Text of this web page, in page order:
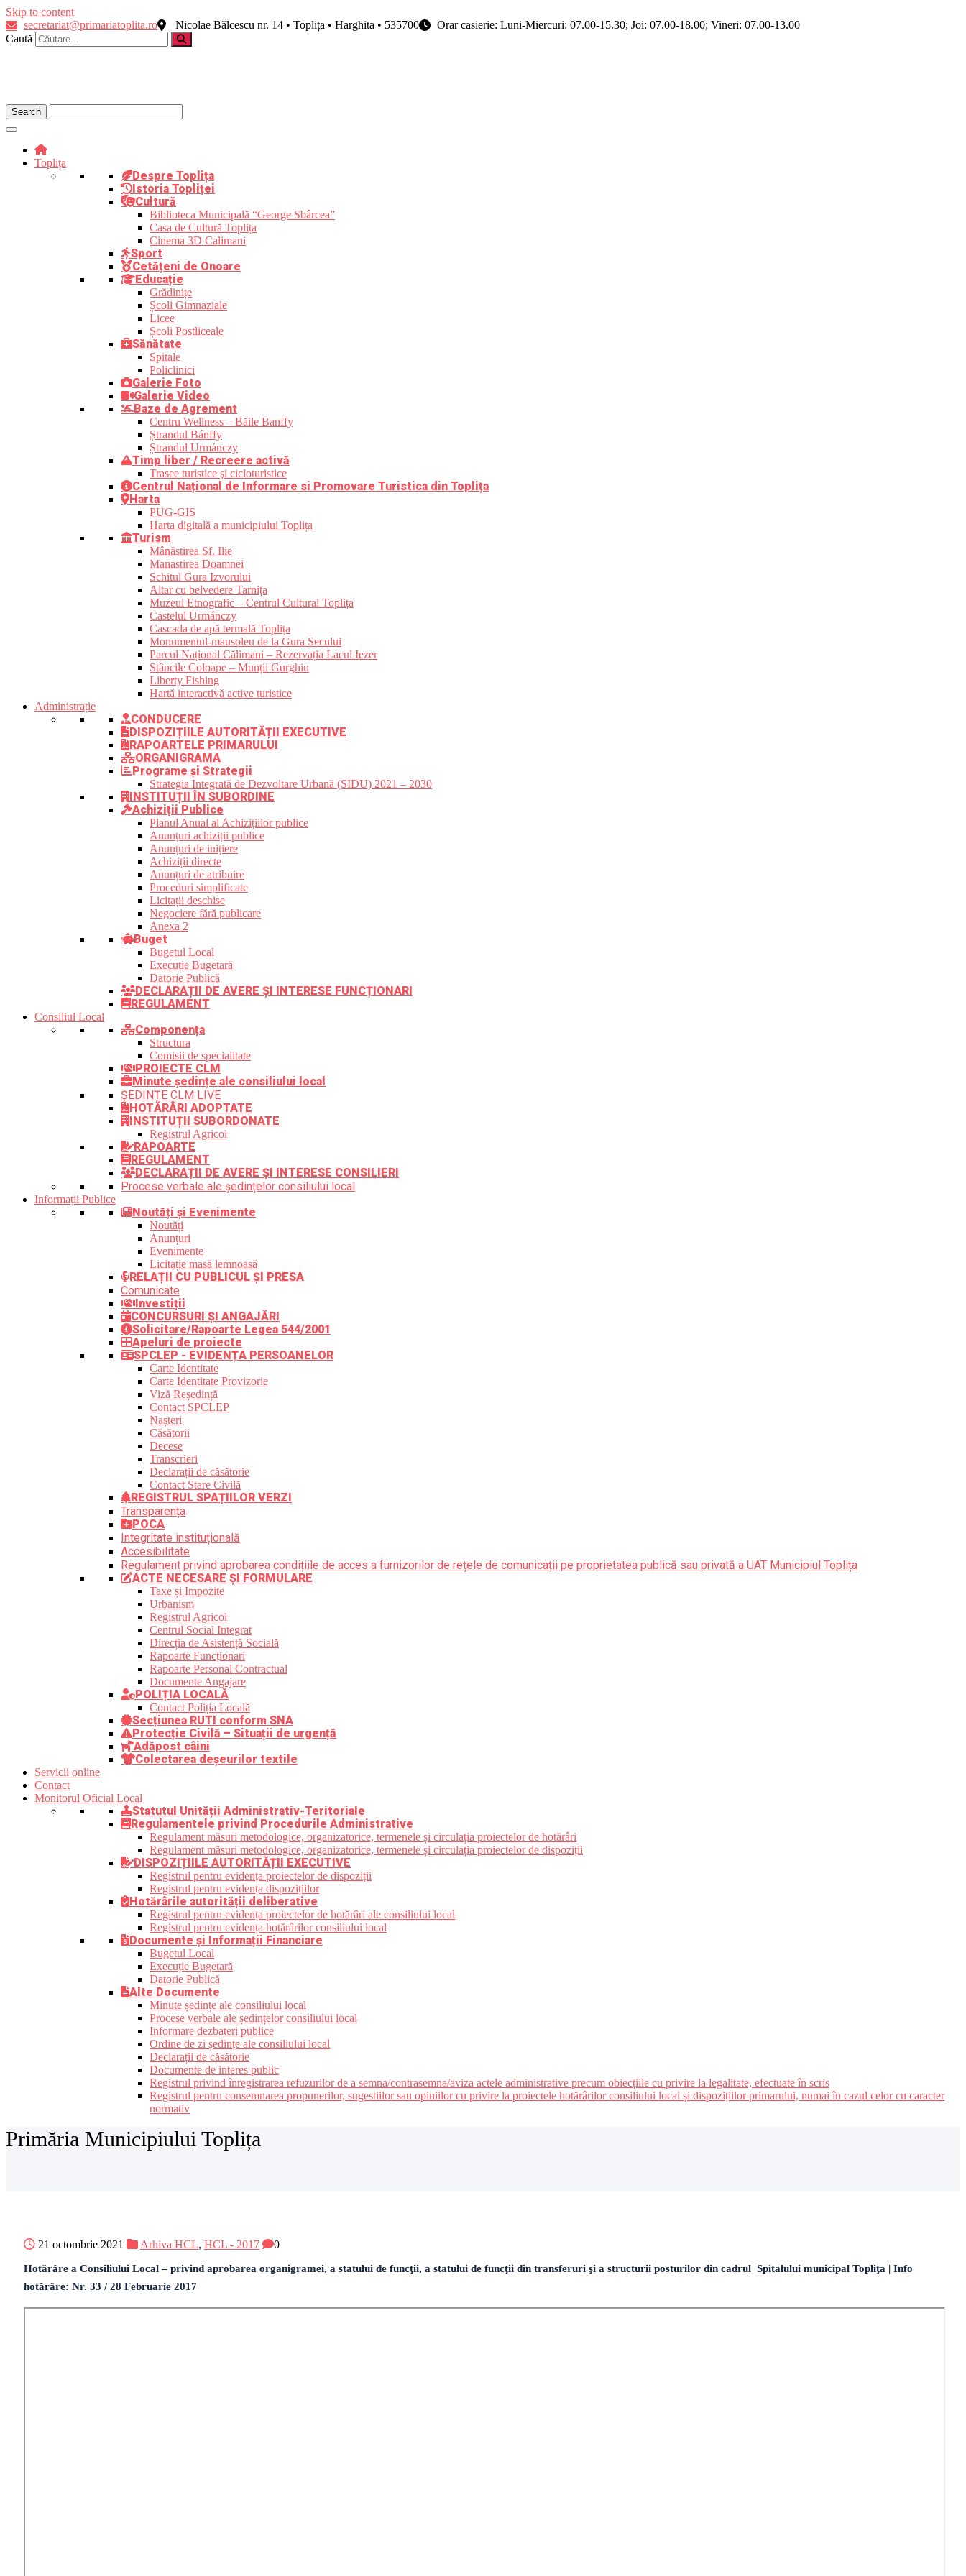
Skip to content
secretariat@primariatoplita.ro
Nicolae Bălcescu nr. 14 • Toplița • Harghita • 535700
Orar casierie: Luni-Miercuri: 07.00-15.30; Joi: 07.00-18.00; Vineri: 07.00-13.00
Caută
Toplița
Despre Toplița
Istoria Topliței
Cultură
Biblioteca Municipală “George Sbârcea”
Casa de Cultură Toplița
Cinema 3D Calimani
Sport
Cetățeni de Onoare
Educație
Grădinițe
Școli Gimnaziale
Licee
Școli Postliceale
Sănătate
Spitale
Policlinici
Galerie Foto
Galerie Video
Baze de Agrement
Centru Wellness – Băile Banffy
Ștrandul Bánffy
Ștrandul Urmánczy
Timp liber / Recreere activă
Trasee turistice şi cicloturistice
Centrul Național de Informare si Promovare Turistica din Toplița
Harta
PUG-GIS
Harta digitală a municipiului Toplița
Turism
Mânăstirea Sf. Ilie
Manastirea Doamnei
Schitul Gura Izvorului
Altar cu belvedere Tarnița
Muzeul Etnografic – Centrul Cultural Toplița
Castelul Urmánczy
Cascada de apă termală Toplița
Monumentul-mausoleu de la Gura Secului
Parcul Național Călimani – Rezervația Lacul Iezer
Stâncile Coloape – Munții Gurghiu
Liberty Fishing
Hartă interactivă active turistice
Administrație
CONDUCERE
DISPOZIȚIILE AUTORITĂȚII EXECUTIVE
RAPOARTELE PRIMARULUI
ORGANIGRAMA
Programe și Strategii
Strategia Integrată de Dezvoltare Urbană (SIDU) 2021 – 2030
INSTITUȚII ÎN SUBORDINE
Achiziții Publice
Planul Anual al Achizițiilor publice
Anunțuri achiziții publice
Anunțuri de inițiere
Achiziții directe
Anunțuri de atribuire
Proceduri simplificate
Licitații deschise
Negociere fără publicare
Anexa 2
Buget
Bugetul Local
Execuție Bugetară
Datorie Publică
DECLARAȚII DE AVERE ȘI INTERESE FUNCȚIONARI
REGULAMENT
Consiliul Local
Componența
Structura
Comisii de specialitate
PROIECTE CLM
Minute ședințe ale consiliului local
ȘEDINȚE CLM LIVE
HOTĂRÂRI ADOPTATE
INSTITUȚII SUBORDONATE
Registrul Agricol
RAPOARTE
REGULAMENT
DECLARAȚII DE AVERE ȘI INTERESE CONSILIERI
Procese verbale ale ședințelor consiliului local
Informații Publice
Noutăți și Evenimente
Noutăți
Anunțuri
Evenimente
Licitație masă lemnoasă
RELAȚII CU PUBLICUL ȘI PRESA
Comunicate
Investiții
CONCURSURI ȘI ANGAJĂRI
Solicitare/Rapoarte Legea 544/2001
Apeluri de proiecte
SPCLEP - EVIDENȚA PERSOANELOR
Carte Identitate
Carte Identitate Provizorie
Viză Reședință
Contact SPCLEP
Nașteri
Căsătorii
Decese
Transcrieri
Declarații de căsătorie
Contact Stare Civilă
REGISTRUL SPAȚIILOR VERZI
Transparența
POCA
Integritate instituțională
Accesibilitate
Regulament privind aprobarea condițiile de acces a furnizorilor de rețele de comunicații pe proprietatea publică sau privată a UAT Municipiul Toplița
ACTE NECESARE ȘI FORMULARE
Taxe și Impozite
Urbanism
Registrul Agricol
Centrul Social Integrat
Direcția de Asistență Socială
Rapoarte Funcționari
Rapoarte Personal Contractual
Documente Angajare
POLIȚIA LOCALĂ
Contact Poliția Locală
Secțiunea RUTI conform SNA
Protecție Civilă – Situații de urgență
Adăpost câini
Colectarea deșeurilor textile
Servicii online
Contact
Monitorul Oficial Local
Statutul Unității Administrativ-Teritoriale
Regulamentele privind Procedurile Administrative
Regulament măsuri metodologice, organizatorice, termenele și circulația proiectelor de hotărâri
Regulament măsuri metodologice, organizatorice, termenele și circulația proiectelor de dispoziții
DISPOZIȚIILE AUTORITĂȚII EXECUTIVE
Registrul pentru evidența proiectelor de dispoziții
Registrul pentru evidența dispozițiilor
Hotărârile autorității deliberative
Registrul pentru evidența proiectelor de hotărâri ale consiliului local
Registrul pentru evidența hotărârilor consiliului local
Documente și Informații Financiare
Bugetul Local
Execuție Bugetară
Datorie Publică
Alte Documente
Minute ședințe ale consiliului local
Procese verbale ale ședințelor consiliului local
Informare dezbateri publice
Ordine de zi ședințe ale consiliului local
Declarații de căsătorie
Documente de interes public
Registrul privind înregistrarea refuzurilor de a semna/contrasemna/aviza actele administrative precum obiecțiile cu privire la legalitate, efectuate în scris
Registrul pentru consemnarea propunerilor, sugestiilor sau opiniilor cu privire la proiectele hotărârilor consiliului local și dispozițiilor primarului, numai în cazul celor cu caracter
normativ
Primăria Municipiului Toplița
21 octombrie 2021 Arhiva HCL, HCL - 2017 0
Hotărâre a Consiliului Local – privind aprobarea organigramei, a statului de funcţii, a statului de funcţii din transferuri şi a structurii posturilor din cadrul Spitalului municipal Topliţa | Info
hotărâre: Nr. 33 / 28 Februarie 2017